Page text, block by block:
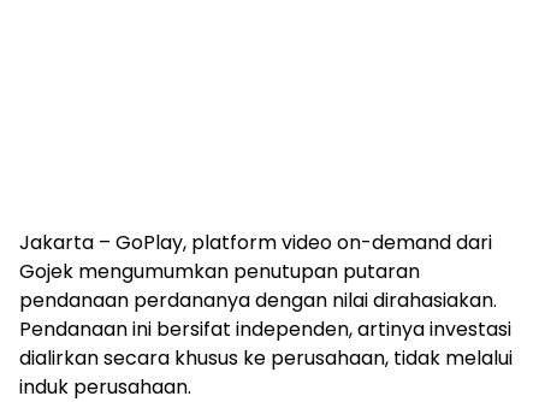
Jakarta – GoPlay, platform video on-demand dari
Gojek mengumumkan penutupan putaran
pendanaan perdananya dengan nilai dirahasiakan.
Pendanaan ini bersifat independen, artinya investasi
dialirkan secara khusus ke perusahaan, tidak melalui
induk perusahaan.